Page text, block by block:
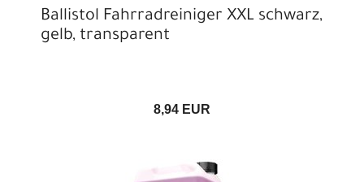
Ballistol Fahrradreiniger XXL schwarz,
gelb, transparent
8,94 EUR